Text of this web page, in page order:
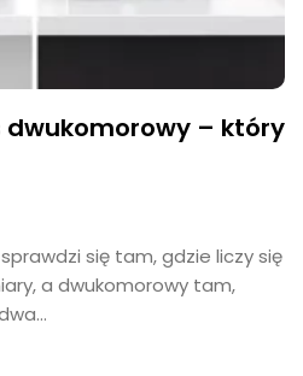
– który
się tam, gdzie liczy się
a dwukomorowy tam,